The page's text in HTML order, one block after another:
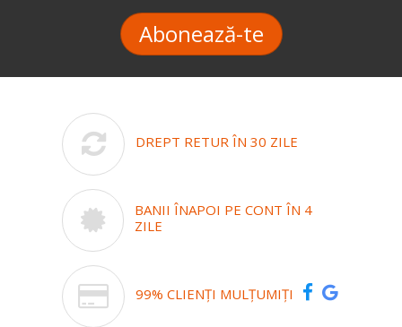
Abonează-te
DREPT RETUR ÎN 30 ZILE
BANII ÎNAPOI PE CONT ÎN 4
ZILE
99% CLIENȚI MULȚUMIȚI